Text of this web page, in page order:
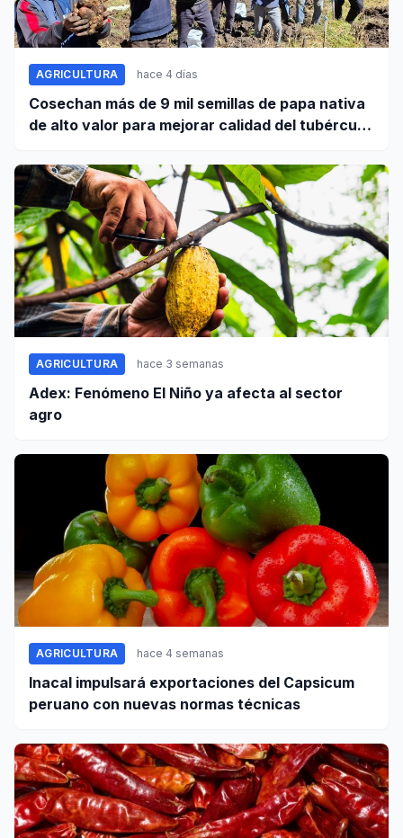
AGRICULTURA hace 4 días
Cosechan más de 9 mil semillas de papa nativa
de alto valor para mejorar calidad del tubérculo
AGRICULTURA hace 3 semanas
Adex: Fenómeno El Niño ya afecta al sector
agro
AGRICULTURA hace 4 semanas
Inacal impulsará exportaciones del Capsicum
peruano con nuevas normas técnicas